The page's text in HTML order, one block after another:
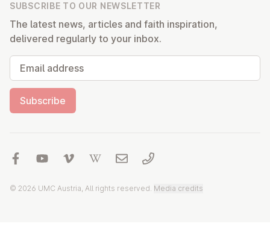
SUBSCRIBE TO OUR NEWSLETTER
The latest news, articles and faith inspiration,
delivered regularly to your inbox.
Email address
Subscribe
© 2026 UMC Austria, All rights reserved. Media credits